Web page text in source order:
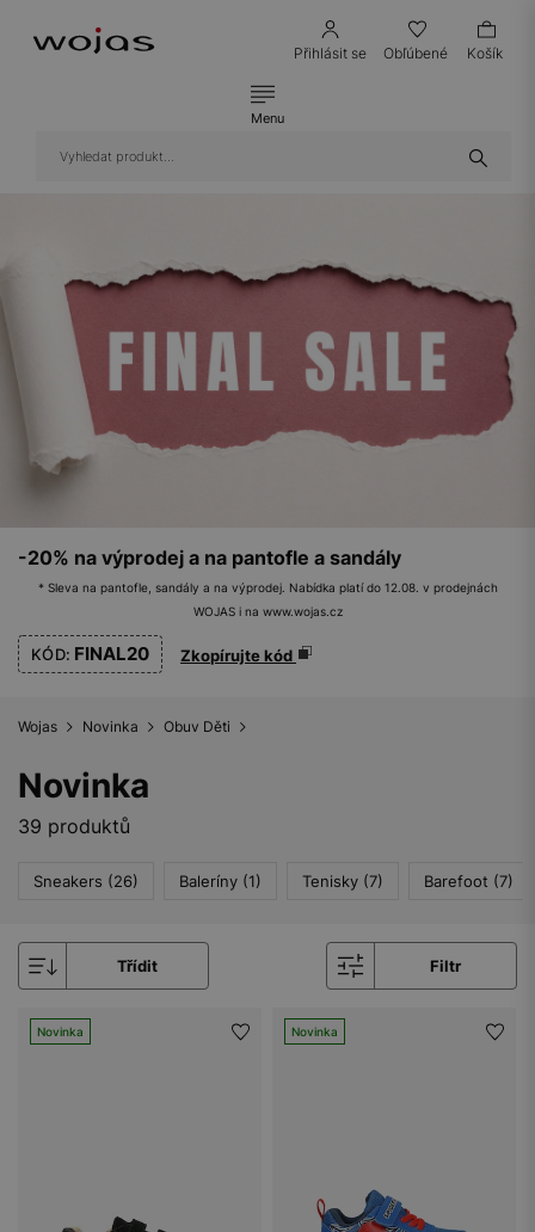
Přihlásit se Obľúbené Košík
Menu
-20% na výprodej a na pantofle a sandály
* Sleva na pantofle, sandály a na výprodej. Nabídka platí do 12.08. v prodejnách
WOJAS i na www.wojas.cz
KÓD: FINAL20 Zkopírujte kód
Wojas Novinka Obuv Děti
Novinka
39 produktů
Sneakers (26) Baleríny (1) Tenisky (7) Barefoot (7)
Třídit Filtr
Novinka Novinka